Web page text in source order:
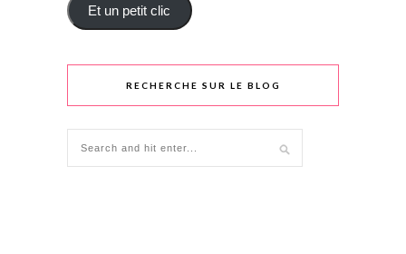
Et un petit clic
RECHERCHE SUR LE BLOG